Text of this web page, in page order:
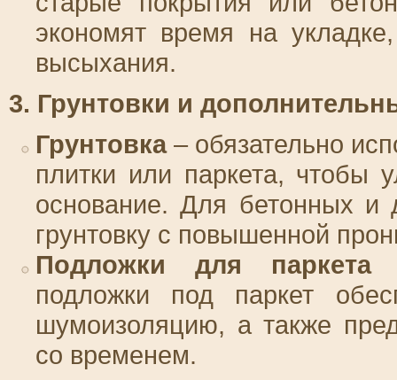
экономят время на
высыхания.
3. Грунтовки и
Грунтовка– обязательно
плитки или паркета, чтобы
основание. Для бетонных и
грунтовку с повышенной
Подложки для паркета–
подложки под паркет
шумоизоляцию, а также
со временем.